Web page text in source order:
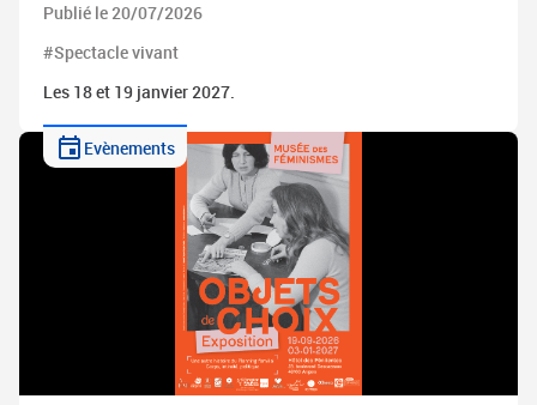
Publié le 20/07/2026
#Spectacle vivant
Les 18 et 19 janvier 2027.
Evènements